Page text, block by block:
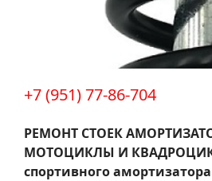
+7 (951) 77-86-704
РЕМОНТ СТОЕК
МОТОЦИКЛЫ И
спортивного